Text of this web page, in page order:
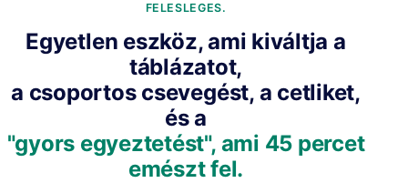
FELESLEGES.
Egyetlen eszköz, ami kiváltja a
táblázatot,
a csoportos csevegést, a cetliket,
és a
"gyors egyeztetést", ami 45 percet
emészt fel.